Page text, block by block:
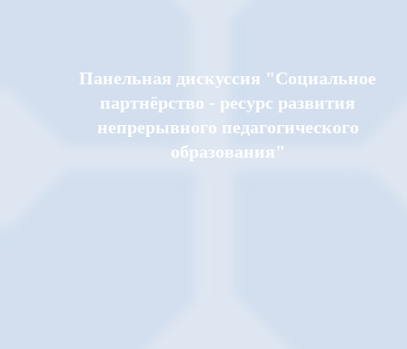
Панельная дискуссия "Социальное
партнёрство - ресурс развития
непрерывного педагогического
образования"